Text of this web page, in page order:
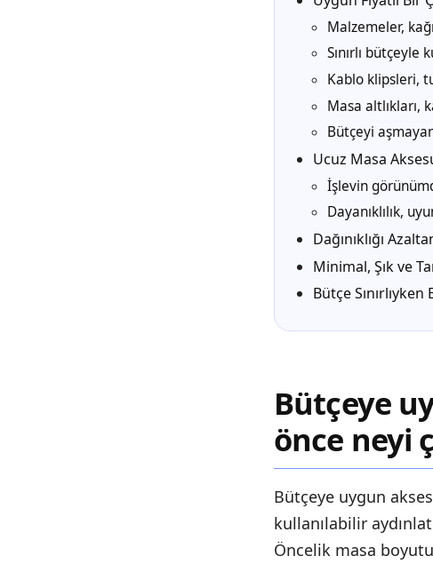
Malzemeler,
Sınırlı bütçeyle
Kablo klipsleri,
Masa altlıkları,
Bütçeyi
Ucuz Masa
İşlevin
Dayanıklılık,
Dağınıklığı
Minimal, Şık ve
Bütçe
Bütçeye
önce neyi
Bütçeye uygun
kullanılabilir
Öncelik masa